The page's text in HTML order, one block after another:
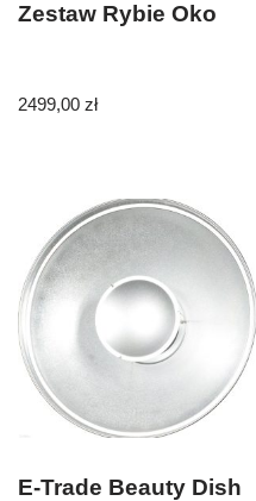
Zestaw Rybie Oko
2499,00 zł
E-Trade Beauty Dish